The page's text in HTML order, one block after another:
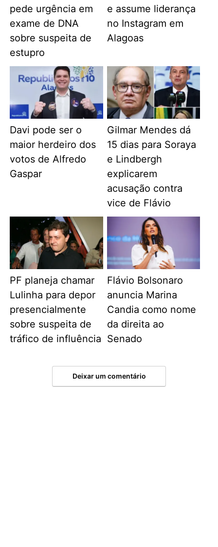
pede urgência em
exame de DNA
sobre suspeita de
estupro
e assume liderança
no Instagram em
Alagoas
Davi pode ser o
maior herdeiro dos
votos de Alfredo
Gaspar
Gilmar Mendes dá
15 dias para Soraya
e Lindbergh
explicarem
acusação contra
vice de Flávio
PF planeja chamar
Lulinha para depor
presencialmente
sobre suspeita de
tráfico de influência
Flávio Bolsonaro
anuncia Marina
Candia como nome
da direita ao
Senado
Deixar um comentário